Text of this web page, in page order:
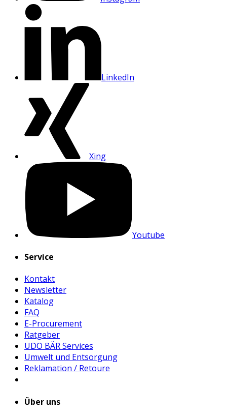
LinkedIn
Xing
Youtube
Service
Kontakt
Newsletter
Katalog
FAQ
E-Procurement
Ratgeber
UDO BÄR Services
Umwelt und Entsorgung
Reklamation / Retoure
Über uns